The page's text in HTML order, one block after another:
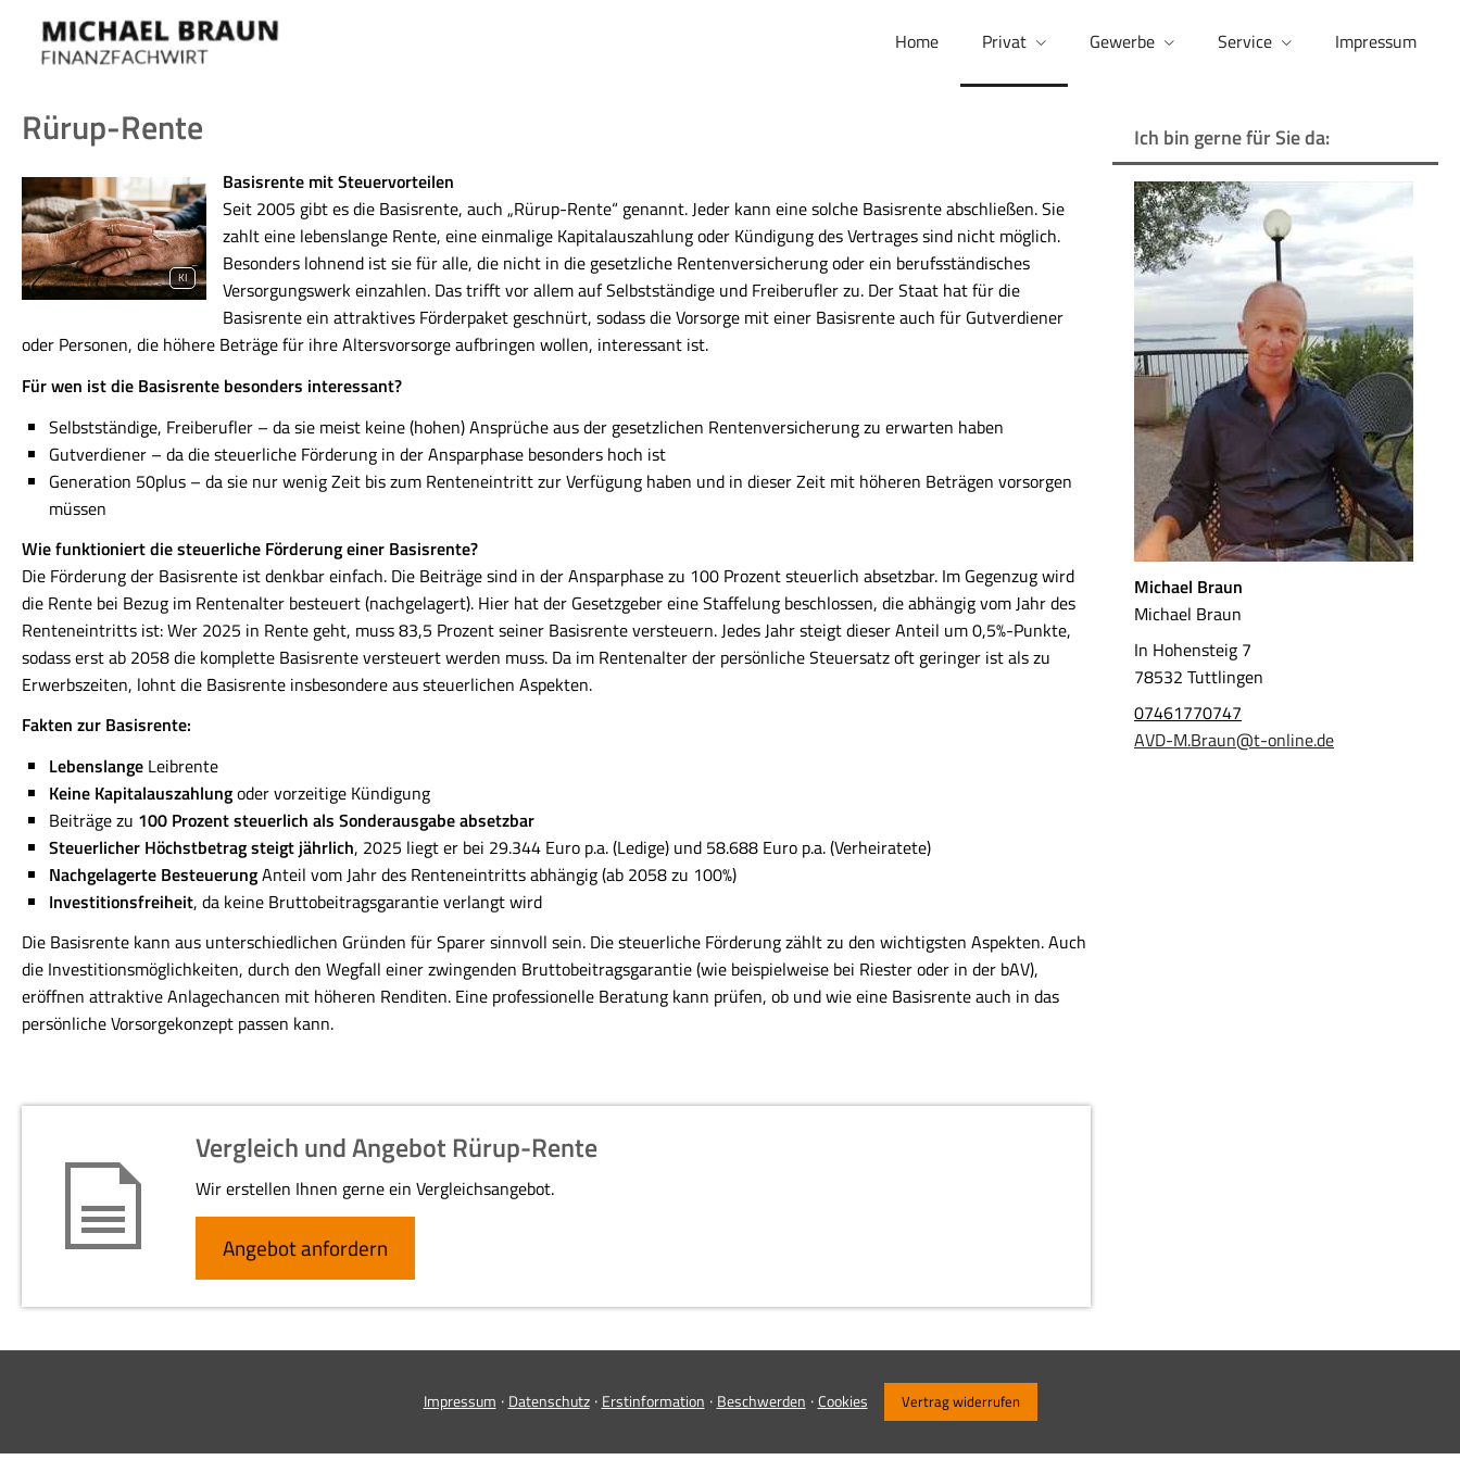
Home Privat Gewerbe Service Impressum
Ich bin gerne für Sie da:
Michael Braun
Michael Braun
In Hohensteig 7
78532 Tuttlingen
07461770747
AVD-M.Braun@t-online.de
Rürup-Rente
KI
Basisrente mit Steuervorteilen
Seit 2005 gibt es die Basisrente, auch „Rürup-Rente“ genannt. Jeder kann eine solche Basisrente abschließen. Sie
zahlt eine lebenslange Rente, eine einmalige Kapitalauszahlung oder Kündigung des Vertrages sind nicht möglich.
Besonders lohnend ist sie für alle, die nicht in die gesetzliche Rentenversicherung oder ein berufsständisches
Versorgungswerk einzahlen. Das trifft vor allem auf Selbstständige und Freiberufler zu. Der Staat hat für die
Basisrente ein attraktives Förderpaket geschnürt, sodass die Vorsorge mit einer Basisrente auch für Gutverdiener
oder Per­sonen, die höhere Beträge für ihre Alters­vorsorge aufbringen wollen, interessant ist.
Für wen ist die Basisrente besonders interessant?
Selbstständige, Freiberufler – da sie meist keine (hohen) Ansprüche aus der gesetzlichen Rentenversicherung zu erwarten haben
Gutverdiener – da die steuerliche Förderung in der Ansparphase besonders hoch ist
Generation 50plus – da sie nur wenig Zeit bis zum Renteneintritt zur Verfügung haben und in dieser Zeit mit höheren Beträgen vorsorgen
müssen
Wie funktioniert die steuerliche Förderung einer Basisrente?
Die Förderung der Basisrente ist denkbar einfach. Die Beiträge sind in der Ansparphase zu 100 Prozent steuerlich absetzbar. Im Gegenzug wird
die Rente bei Bezug im Rentenalter besteuert (nachgelagert). Hier hat der Gesetzgeber eine Staffelung beschlossen, die abhängig vom Jahr des
Renteneintritts ist: Wer 2025 in Rente geht, muss 83,5 Prozent seiner Basisrente versteuern. Jedes Jahr steigt dieser Anteil um 0,5%-Punkte,
sodass erst ab 2058 die komplette Basisrente versteuert werden muss. Da im Rentenalter der persönliche Steuersatz oft geringer ist als zu
Erwerbszeiten, lohnt die Basisrente insbesondere aus steuerlichen Aspekten.
Fakten zur Basisrente:
Lebenslange Leibrente
Keine Kapitalauszahlungoder vorzeitige Kündigung
Beiträge zu 100 Prozent steuerlich als Sonderausgabe absetzbar
Steuerlicher Höchstbetrag steigt jährlich, 2025 liegt er bei 29.344 Euro p.a. (Ledige) und 58.688 Euro p.a. (Verheiratete)
Nachgelagerte BesteuerungAnteil vom Jahr des Renteneintritts abhängig (ab 2058 zu 100%)
Investitionsfreiheit, da keine Bruttobeitragsgarantie verlangt wird
Die Basisrente kann aus unterschiedlichen Gründen für Sparer sinnvoll sein. Die steuerliche Förderung zählt zu den wichtigsten Aspekten. Auch
die Investitionsmöglichkeiten, durch den Wegfall einer zwingenden Bruttobeitragsgarantie (wie beispielweise bei Riester oder in der bAV),
eröffnen attraktive Anlagechancen mit höheren Renditen. Eine professionelle Beratung kann prüfen, ob und wie eine Basisrente auch in das
persönliche Vorsorgekonzept passen kann.
Vergleich und Angebot Rürup-Rente
Wir erstellen Ihnen gerne ein Vergleichsangebot.
An­ge­bot an­for­dern
Impressum · Datenschutz· Erstinformation · Beschwerden ·Cookies Vertrag widerrufen